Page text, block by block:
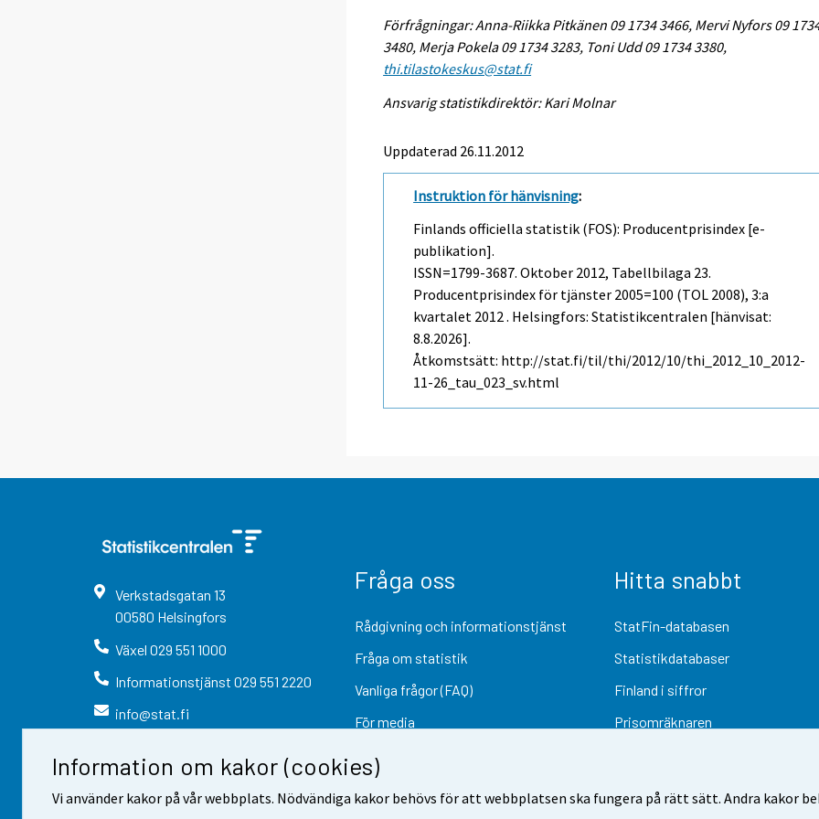
Information om kakor (cookies)
Vi använder kakor på vår webbplats. Nödvändiga kakor behövs för att webbplatsen ska fungera på rätt sätt. Andra kakor
Förfrågningar: Anna-Riikka Pitkänen 09 1734 3466, Mervi Nyfors 09
3480, Merja Pokela 09 1734 3283, Toni Udd 09 1734 3380,
thi.tilastokeskus@stat.fi
Ansvarig statistikdirektör: Kari Molnar
Uppdaterad 26.11.2012
Instruktion för hänvisning:
Finlands officiella statistik (FOS): Producentprisindex [e-
publikation].
ISSN=1799-3687.Oktober 2012, Tabellbilaga 23.
Producentprisindex för tjänster 2005=100 (TOL 2008), 3:a
kvartalet 2012 . Helsingfors: Statistikcentralen [hänvisat:
8.8.2026].
Åtkomstsätt: http://stat.fi/til/thi/2012/10/thi_2012_10_2012-
11-26_tau_023_sv.html
Verkstadsgatan 13
00580 Helsingfors
Växel 029 551 1000
Informationstjänst 029 551 2220
info@stat.fi
Fråga oss
Rådgivning och informationstjänst
Fråga om statistik
Vanliga frågor (FAQ)
För media
Hitta snabbt
StatFin-databasen
Statistikdatabaser
Finland i siffror
Prisomräknaren